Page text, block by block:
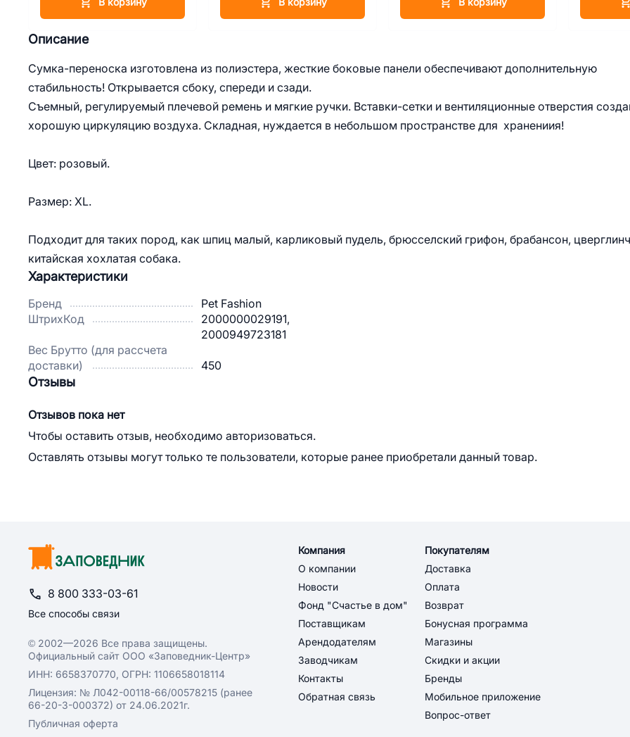
Описание
Сумка-переноска изготовлена из полиэстера, жесткие боковые панели обеспечивают дополнительную
стабильность! Открывается сбоку, спереди и сзади.
Съемный, регулируемый плечевой ремень и мягкие ручки. Вставки-сетки и вентиляционные отверстия
хорошую циркуляцию воздуха. Складная, нуждается в небольшом пространстве для хранениия!
Цвет: розовый.
Размер: ХL.
Подходит для таких пород, как шпиц малый, карликовый пудель, брюсселский грифон, брабансон,
китайская хохлатая собака.
Характеристики
Бренд
Pet Fashion
ШтрихКод
2000000029191,
2000949723181
Вес Брутто (для рассчета
доставки)
450
Отзывы
Отзывов пока нет
Чтобы оставить отзыв, необходимо авторизоваться.
Оставлять отзывы могут только те пользователи, которые ранее приобретали данный товар.
8 800 333-03-61
Все способы связи
© 2002—2026 Все права защищены.
Официальный сайт ООО «Заповедник-Центр»
ИНН: 6658370770, ОГРН: 1106658018114
Лицензия: № Л042-00118-66/00578215 (ранее
66-20-3-000372) от 24.06.2021г.
Публичная оферта
Компания
О компании
Новости
Фонд "Счастье в дом"
Поставщикам
Арендодателям
Заводчикам
Контакты
Обратная связь
Покупателям
Доставка
Оплата
Возврат
Бонусная программа
Магазины
Скидки и акции
Бренды
Мобильное приложение
Вопрос-ответ